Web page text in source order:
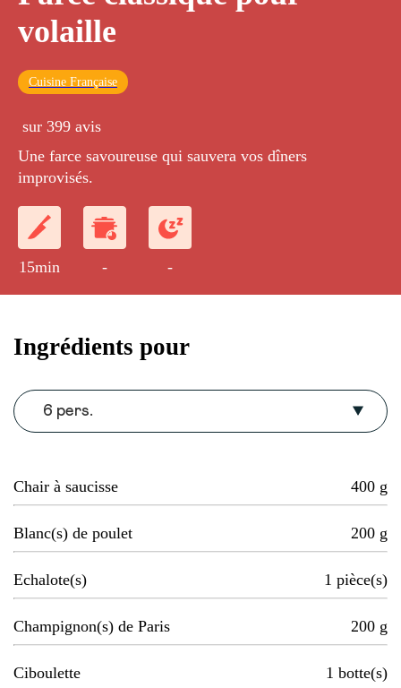
volaille
Cuisine Française
sur 399 avis
Une farce savoureuse qui sauvera vos dîners
improvisés.
15min - -
Ingrédients pour
6 pers.
Chair à saucisse 400 g
Blanc(s) de poulet 200 g
Echalote(s) 1 pièce(s)
Champignon(s) de Paris 200 g
Ciboulette 1 botte(s)